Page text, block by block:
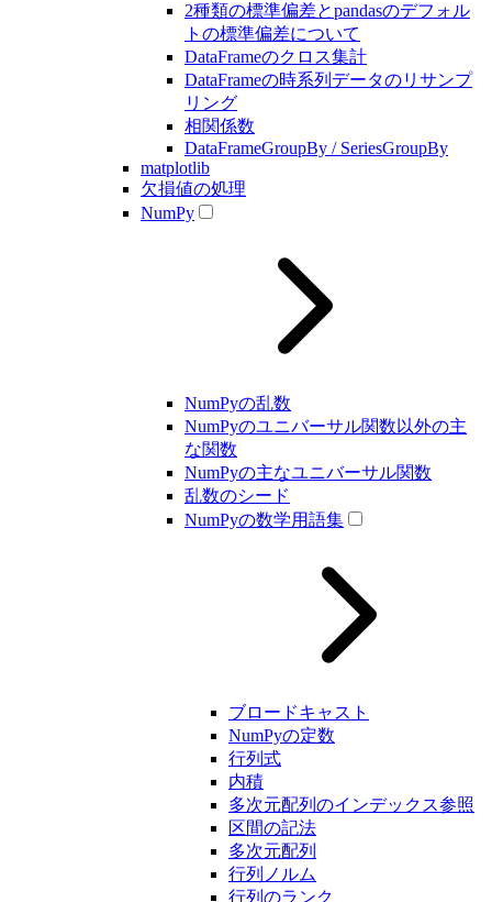
2種類の標準偏差とpandasのデフォル
トの標準偏差について
DataFrameのクロス集計
DataFrameの時系列データのリサンプ
リング
相関係数
DataFrameGroupBy / SeriesGroupBy
matplotlib
欠損値の処理
NumPy
NumPyの乱数
NumPyのユニバーサル関数以外の主
な関数
NumPyの主なユニバーサル関数
乱数のシード
NumPyの数学用語集
ブロードキャスト
NumPyの定数
行列式
内積
多次元配列のインデックス参照
区間の記法
多次元配列
行列ノルム
行列のランク